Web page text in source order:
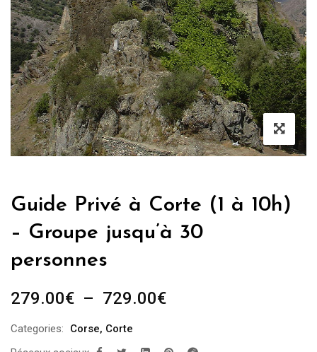
Guide Privé à Corte (1 à 10h)
– Groupe jusqu’à 30
personnes
279.00€ – 729.00€Plage
Categories: Corse, Corte